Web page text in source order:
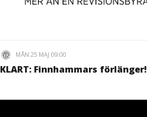
MÅN 25 MAJ 09:00
KLART: Finnhammars förlänger!